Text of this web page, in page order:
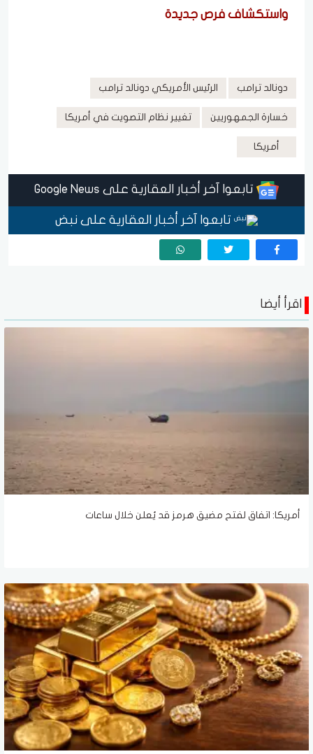
واستكشاف فرص جديدة
دونالد ترامب الرئيس الأمريكي دونالد ترامب
خسارة الجمهوريين تغيير نظام التصويت في أمريكا
أمريكا
تابعوا آخر أخبار العقارية على Google News
تابعوا آخر أخبار العقارية على نبض
اقرأ أيضا
أمريكا: اتفاق لفتح مضيق هرمز قد يُعلن خلال ساعات